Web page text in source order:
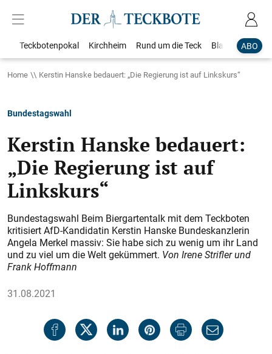
ABO
Teckbotenpokal Kirchheim Rund um die Teck Blaulicht
Home Kerstin Hanske bedauert: „Die Regierung ist auf Linkskurs“
Bundestagswahl
Kerstin Hanske bedauert:
„Die Regierung ist auf
Linkskurs“
Bundestagswahl Beim Biergartentalk mit dem Teckboten
kritisiert AfD-Kandidatin Kerstin Hanske Bundeskanzlerin
Angela Merkel massiv: Sie habe sich zu wenig um ihr Land
und zu viel um die Welt gekümmert. Von Irene Strifler und
Frank Hoffmann
31.08.2021